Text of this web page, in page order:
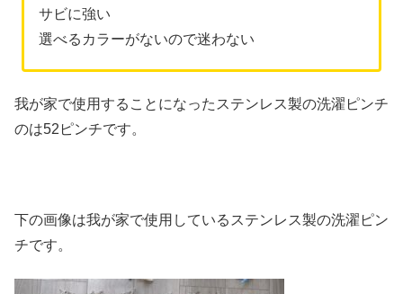
サビに強い
選べるカラーがないので迷わない
我が家で使用することになったステンレス製の洗濯ピンチ
のは52ピンチです。
下の画像は我が家で使用しているステンレス製の洗濯ピン
チです。